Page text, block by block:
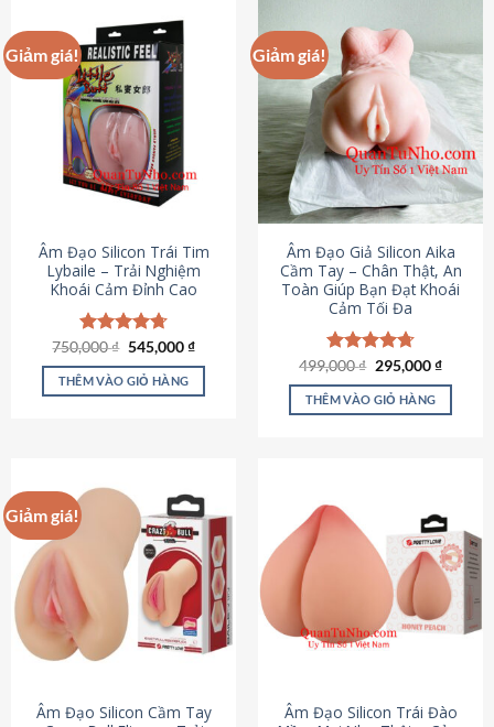
Giảm giá!
Âm Đạo Silicon Trái Tim
Lybaile – Trải Nghiệm
Khoái Cảm Đỉnh Cao
Được xếp
hạng4.70
5 sao
750,000₫ Giá
là:
750,000 ₫.
545,000₫Giá
tại
545,000 ₫.
THÊM VÀO GIỎ HÀNG
Giảm giá!
Âm Đạo Giả Silicon Aika
Cầm Tay – Chân Thật, An
Toàn Giúp Bạn Đạt Khoái
Cảm Tối Đa
Được xếp
hạng4.75
5 sao
499,000₫ Giá
là:
499,000 ₫.
295,000₫Giá
tại
THÊM VÀO GIỎ HÀNG
Giảm giá!
Âm Đạo Silicon Cầm Tay
Âm Đạo Silicon Trái Đào